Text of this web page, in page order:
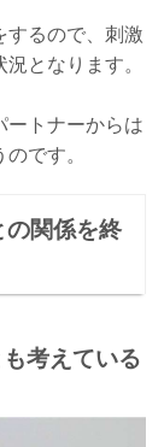
するので、刺激
となります。
ートナーからは
です。
関係を終
考えている